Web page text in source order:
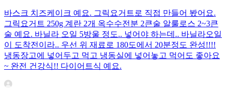
바스크 치즈케이크 예요. 그릭요거트로 직접 만들어 봤어요.
그릭요거트 250g 계란 2개 옥수수전분 2큰술 알룰로스 2~3큰
술 예요. 바닐라 오일 5방울 정도.. 넣어야 하는데.. 바닐라오일
이 도착전이라.. 우선 위 재료로 180도에서 20분정도 완성!!!!
냉동장고에 넣어두고 먹고 냉동실에 넣어놓고 먹어도 좋아요
~ 완전 건강식!! 다이어트식 예요.